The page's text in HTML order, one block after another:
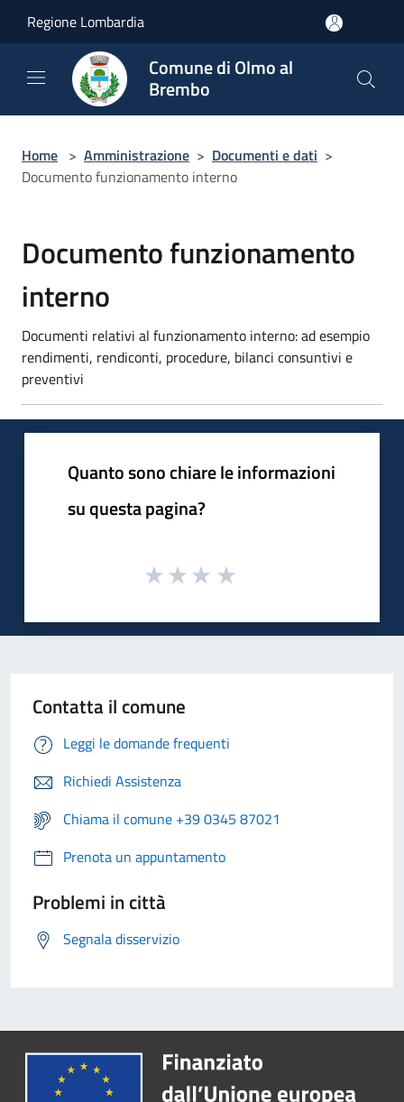
Regione Lombardia
Comune di Olmo al
Brembo
Home > Amministrazione > Documenti e dati >
Documento funzionamento interno
Documento funzionamento
interno
Documenti relativi al funzionamento interno: ad esempio
rendimenti, rendiconti, procedure, bilanci consuntivi e
preventivi
Quanto sono chiare le informazioni
su questa pagina?
Contatta il comune
Leggi le domande frequenti
Richiedi Assistenza
Chiama il comune +39 0345 87021
Prenota un appuntamento
Problemi in città
Segnala disservizio